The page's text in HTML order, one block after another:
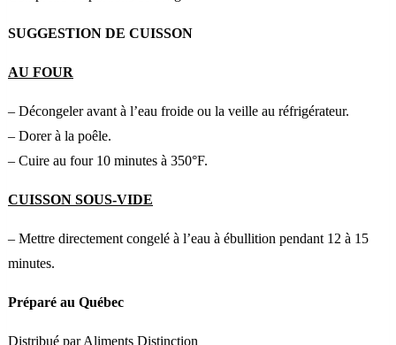
SUGGESTION DE CUISSON
AU FOUR
– Décongeler avant à l’eau froide ou la veille au réfrigérateur.
– Dorer à la poêle.
– Cuire au four 10 minutes à 350°F.
CUISSON SOUS-VIDE
– Mettre directement congelé à l’eau à ébullition pendant 12 à 15
minutes.
Préparé au Québec
Distribué par Aliments Distinction